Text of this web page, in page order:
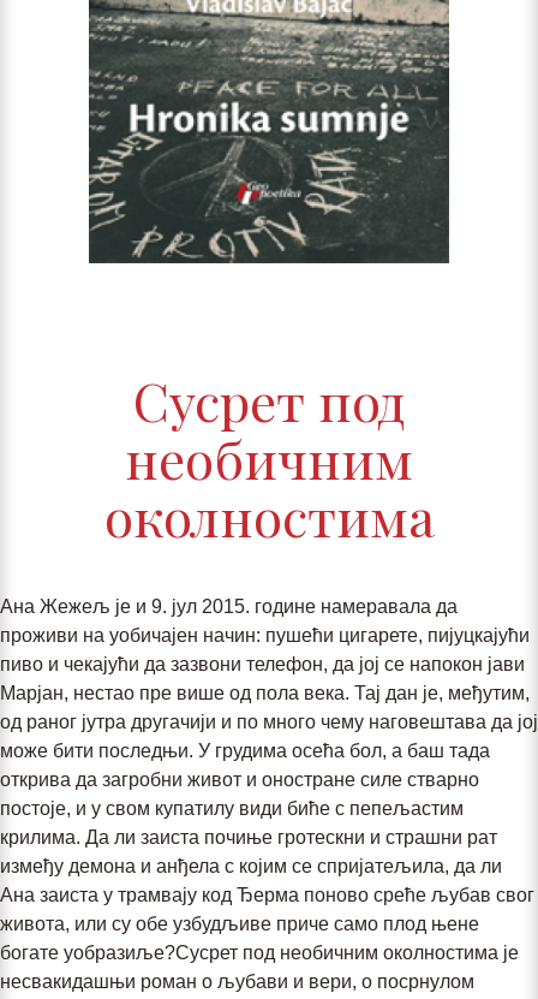
Сусрет под
необичним
околностима
Ана Жежељ је и 9. јул 2015. године намеравала да
проживи на уобичајен начин: пушећи цигарете, пијуцкајући
пиво и чекајући да зазвони телефон, да јој се напокон јави
Марјан, нестао пре више од пола века. Тај дан је, међутим,
од раног јутра другачији и по много чему наговештава да јој
може бити последњи. У грудима осећа бол, а баш тада
открива да загробни живот и оностране силе стварно
постоје, и у свом купатилу види биће с пепељастим
крилима. Да ли заиста почиње гротескни и страшни рат
између демона и анђела с којим се спријатељила, да ли
Ана заиста у трамвају код Ђерма поново среће љубав свог
живота, или су обе узбудљиве приче само плод њене
богате уобразиље?Сусрет под необичним околностима је
несвакидашњи роман о љубави и вери, о посрнулом